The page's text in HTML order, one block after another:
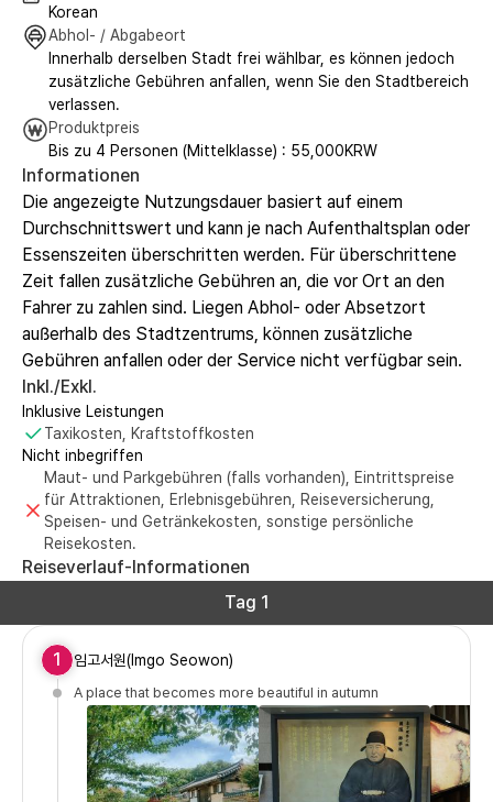
Korean
Abhol- / Abgabeort
Innerhalb derselben Stadt frei wählbar, es können jedoch
zusätzliche Gebühren anfallen, wenn Sie den Stadtbereich
verlassen.
Produktpreis
Bis zu 4 Personen (Mittelklasse) : 55,000KRW
Informationen
Die angezeigte Nutzungsdauer basiert auf einem
Durchschnittswert und kann je nach Aufenthaltsplan oder
Essenszeiten überschritten werden. Für überschrittene
Zeit fallen zusätzliche Gebühren an, die vor Ort an den
Fahrer zu zahlen sind. Liegen Abhol- oder Absetzort
außerhalb des Stadtzentrums, können zusätzliche
Gebühren anfallen oder der Service nicht verfügbar sein.
Inkl./Exkl.
Inklusive Leistungen
Taxikosten, Kraftstoffkosten
Nicht inbegriffen
Maut- und Parkgebühren (falls vorhanden), Eintrittspreise
für Attraktionen, Erlebnisgebühren, Reiseversicherung,
Speisen- und Getränkekosten, sonstige persönliche
Reisekosten.
Reiseverlauf-Informationen
Tag 1
1 임고서원(Imgo Seowon)
A place that becomes more beautiful in autumn